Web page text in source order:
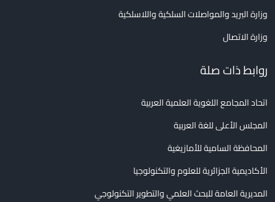
وزارة البريد والمواصلات السلكية واللاسلكية
وزارة الاتصال
روابط ذات صلة
اتحاد المجامع اللغوية العلمية العربية
المجلس الأعلى للغة العربية
المحافظة السامية للأمازيغية
الأكاديمية الجزائرية للعلوم والتكنولوجيا
المديرية العامة للبحث العلمي والتطوير التكنولوجي